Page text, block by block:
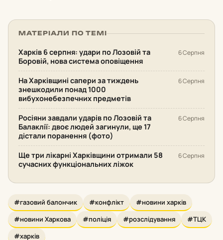
МАТЕРІАЛИ ПО ТЕМІ
Харків 6 серпня: удари по Лозовій та
Боровій, нова система оповіщення
6 Серпня
На Харківщині сапери за тиждень
знешкодили понад 1000
вибухонебезпечних предметів
6 Серпня
Росіяни завдали ударів по Лозовій та
Балаклії: двоє людей загинули, ще 17
дістали поранення (фото)
6 Серпня
Ще три лікарні Харківщини отримали 58
сучасних функціональних ліжок
6 Серпня
#газовий балончик #конфлікт
#новини харків
#новини Харкова
#поліція #розслідування
#ТЦК
#харків